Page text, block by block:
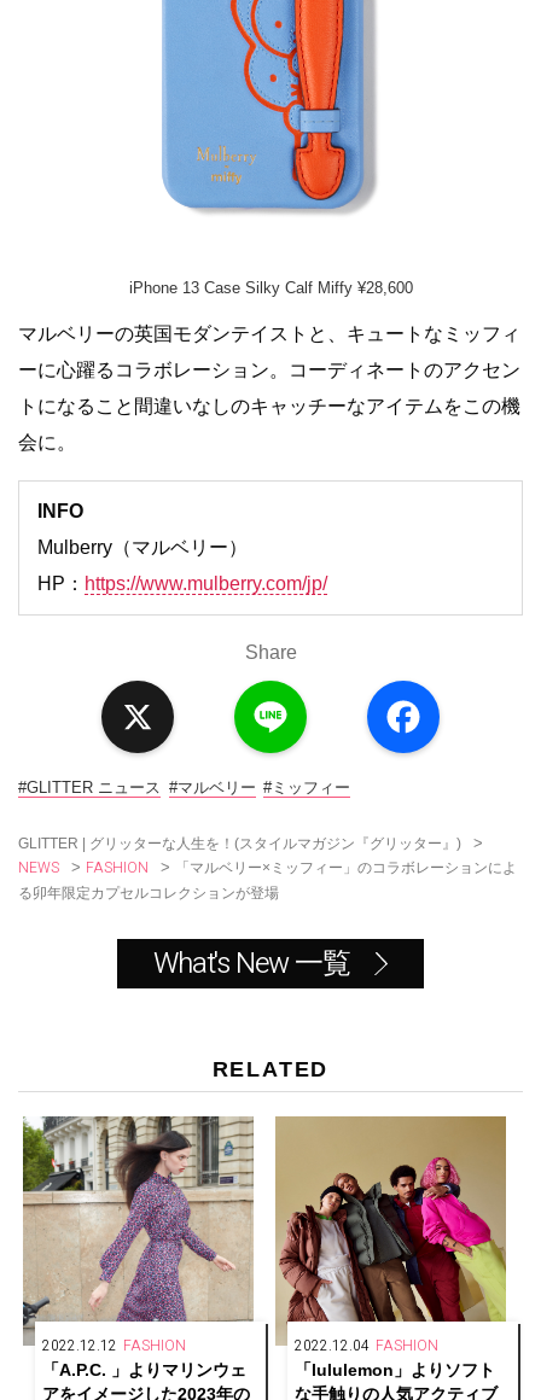
iPhone 13 Case Silky Calf Miffy ¥28,600
マルベリーの英国モダンテイストと、キュートなミッフィ
ーに心躍るコラボレーション。コーディネートのアクセン
トになること間違いなしのキャッチーなアイテムをこの機
会に。
INFO
Mulberry（マルベリー）
HP： https://www.mulberry.com/jp/
Share
a
c
#GLITTER ニュース #マルベリー #ミッフィー
GLITTER | グリッターな人生を！(スタイルマガジン『グリッター』) >
NEWS > FASHION >
「マルベリー×ミッフィー」のコラボレーションによ
る卯年限定カプセルコレクションが登場
What's New 一覧
RELATED
2022.12.12 FASHION
「A.P.C. 」よりマリンウェ
アをイメージした2023年の
2022.12.04 FASHION
「lululemon」よりソフト
な手触りの人気アクティブ